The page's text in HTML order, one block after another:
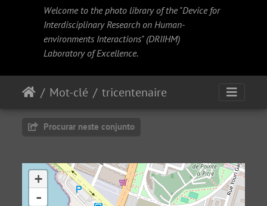
Welcome to the photo library of the "Device for
Interdisciplinary Research on Human-
environments Interactions" (DRIIHM)
Laboratory of Excellence.
Mot-clé tricentenaire
Procurar neste conjunto
+
-